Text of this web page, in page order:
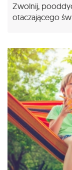
Zwolnij,
otaczającego